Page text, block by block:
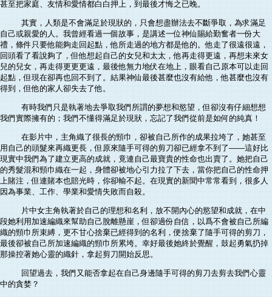
甚至把家庭、友情和愛情都白白押上，到最後才悔之已晚。
其實，人類是不會滿足於現狀的，只會想盡辦法去不斷爭取，為求滿足
自己或親愛的人。我曾經看過一個故事，是講述一位神仙賜給勤奮者一份大
禮，條件只要他能夠走回起點，他所走過的地方都是他的。他走了很遠很遠，
回頭看了看說夠了，但他想起自己的女兒和太太，他再走得更遠，再想未來女
兒的兒女，再走得更更更遠，最後他無力地伏在地上，眼看自己原本可以走回
起點，但現在卻再也回不到了。結果神仙最後甚麼也沒有給他，他甚麼也沒有
得到，但他的家人卻失去了他。
有時我們只是執著地去爭取我們所謂的夢想和慾望，但卻沒有仔細想想
我們實際擁有的；我們不懂得滿足於現狀，忘記了我們從前是如何的純真！
在影片中，主角織了很長的頸巾，卻被自己所作的成果拉垮了，她甚至
用自己的頭髮來再織更長，但原來隨手可得的剪刀卻已經拿不到了——這好比
現實中我們為了建立更高的成就，竟連自己最寶貴的性命也出賣了。她把自己
的秀髮混和頸巾織在一起，身體卻被地心引力拉了下去，當你把自己的性命押
上賭注，但連賭本也賠光時，你卻輸不起。在現實的新聞中常常看到，很多人
因為事業、工作、學業和愛情失敗而自殺。
片中女主角執著於自己的理想和名利，放不開內心的慾望和成就，在中
段她利用加速編織來幫助自己脫離懸崖，但卻過份自信，以爲不會被自己所編
織的頸巾所束縛，更不甘心捨棄已經得到的名利，便捨棄了隨手可得的剪刀，
最後卻被自己所加速編織的頸巾所累垮。幸好最後她終於覺醒，鼓起勇氣扔掉
那操控著她心靈的織針，拿起剪刀開始反思。
回望過去，我們又能否拿起在自己身邊隨手可得的剪刀去剪去我們心靈
中的貪婪？